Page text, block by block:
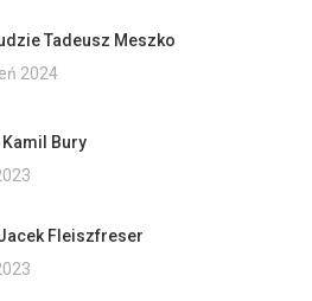
Tadeusz Meszko
2024
Kamil Bury
Fleiszfreser